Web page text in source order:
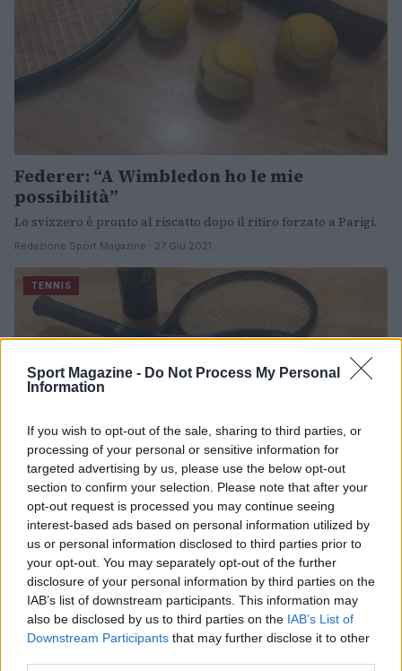
Sport Magazine - Do Not Process My Personal
Information
If you wish to opt-out of the sale, sharing to third parties, or
processing of your personal or sensitive information for
targeted advertising by us, please use the below opt-out
section to confirm your selection. Please note that after your
opt-out request is processed you may continue seeing
interest-based ads based on personal information utilized by
us or personal information disclosed to third parties prior to
your opt-out. You may separately opt-out of the further
disclosure of your personal information by third parties on the
IAB’s list of downstream participants. This information may
also be disclosed by us to third parties on the IAB’s List of
Downstream Participants that may further disclose it to other
Federer: “A Wimbledon ho le mie
possibilità”
Lo svizzero è pronto al riscatto dopo il ritiro forzato a Parigi.
Redazione Sport Magazine · 27 Giu 2021
TENNIS
Matteo Berrettini non nasconde la
sorpresa
"Lo dico sinceramente: mai avrei pensato di arrivare così in
alto" ha ammesso.
Redazione Sport Magazine · 26 Giu 2021